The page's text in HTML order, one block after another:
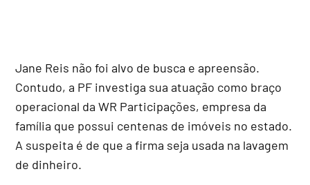
Jane Reis não foi alvo de busca e apreensão.
Contudo, a PF investiga sua atuação como braço
operacional da WR Participações, empresa da
família que possui centenas de imóveis no estado.
A suspeita é de que a firma seja usada na lavagem
de dinheiro.